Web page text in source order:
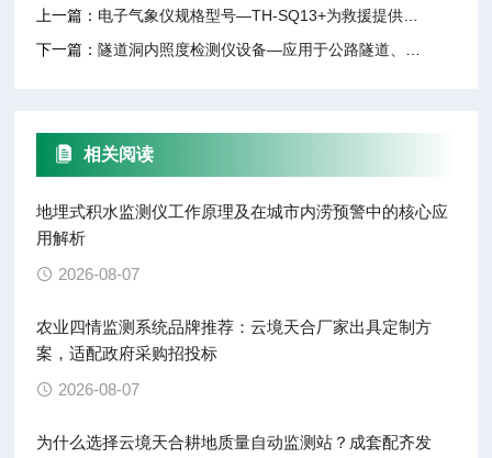
上一篇： 电子气象仪规格型号—TH-SQ13+为救援提供准确气象数据，辅助制定救援方案
下一篇： 隧道洞内照度检测仪设备—应用于公路隧道、铁路隧道、地铁隧道等场景
相关阅读
地埋式积水监测仪工作原理及在城市内涝预警中的核心应
用解析
2026-08-07
农业四情监测系统品牌推荐：云境天合厂家出具定制方
案，适配政府采购招投标
2026-08-07
为什么选择云境天合耕地质量自动监测站？成套配齐发